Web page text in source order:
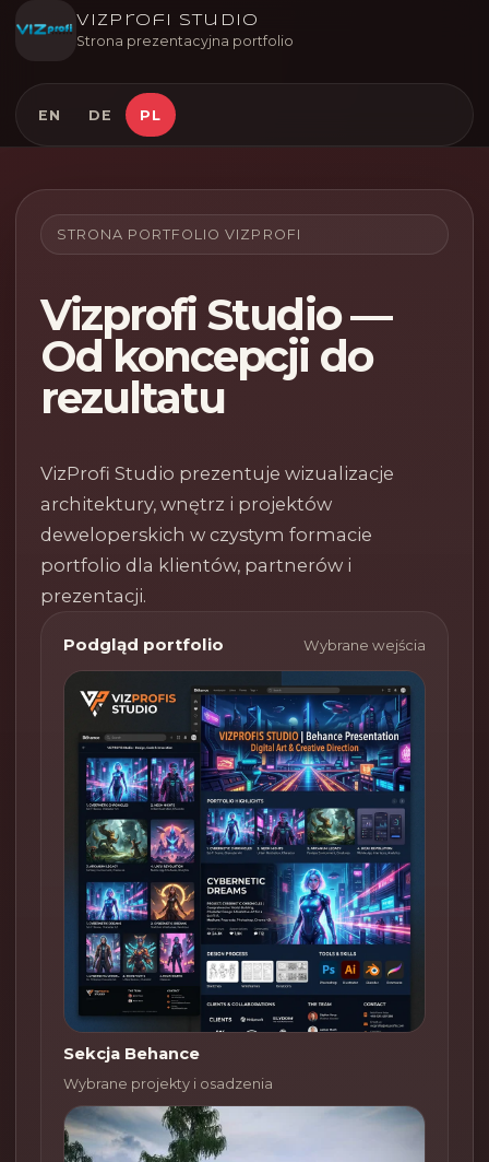
VizProfi Studio
Strona prezentacyjna portfolio
EN DE PL
STRONA PORTFOLIO VIZPROFI
Vizprofi Studio —
Od koncepcji do
rezultatu
VizProfi Studio prezentuje wizualizacje
architektury, wnętrz i projektów
deweloperskich w czystym formacie
portfolio dla klientów, partnerów i
prezentacji.
Podgląd portfolio Wybrane wejścia
Sekcja Behance
Wybrane projekty i osadzenia